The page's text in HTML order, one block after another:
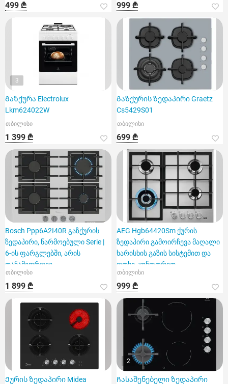
499 ₾ 999 ₾
3
Გაზქურა Electrolux
Lkm624022W
თბილისი
1 399 ₾
Გაზქურის ზედაპირი Graetz
Cs5429S01
თბილისი
699 ₾
Bosch Ppp6A2I40R გაზქურის
ზედაპირი, წარმოებული Serie |
6-ის ფარგლებში, არის
თანამედროვე
თბილისი
1 899 ₾
AEG Hgb64420Sm ქურის
ზედაპირი გამოირჩევა მაღალი
ხარისხის გაზის სისტემით და
ოთხი კონფორით
თბილისი
999 ₾
Ქურის ზედაპირი Midea
2
Ჩასაშენებელი ზედაპირი